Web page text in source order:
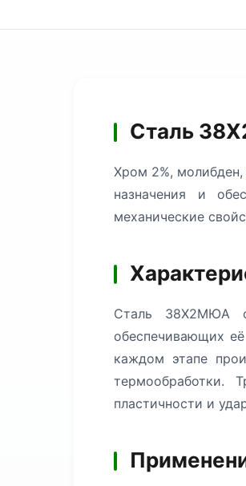
Сталь
Хром 2%,
назначения и
механические
Сталь 38Х2МЮА
обеспечивающих
каждом этапе
термообработки.
пластичности и